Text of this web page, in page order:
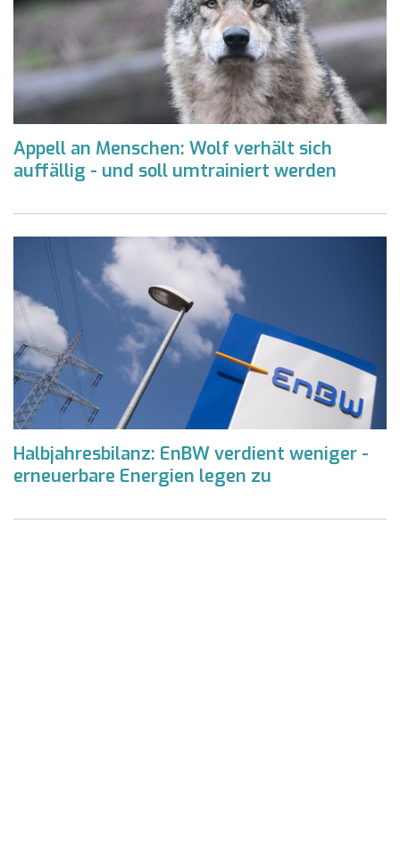
Appell an Menschen: Wolf verhält sich
auffällig - und soll umtrainiert werden
Halbjahresbilanz: EnBW verdient weniger -
erneuerbare Energien legen zu